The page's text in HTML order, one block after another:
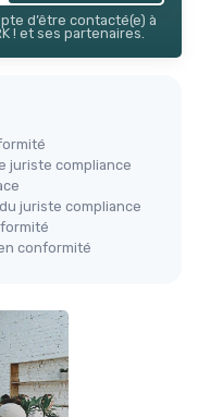
d’être contacté(e) à
! et ses partenaires.
juriste compliance
juriste compliance
conformité